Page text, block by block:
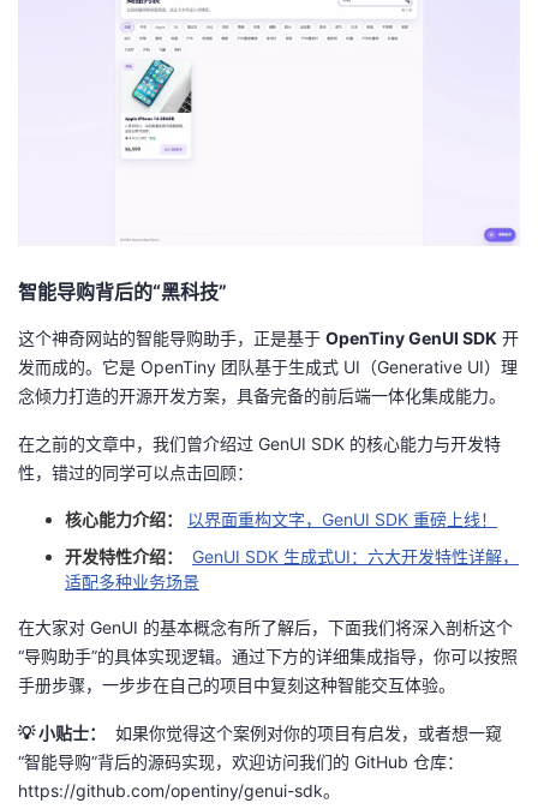
智能导购背后的“黑科技”
这个神奇网站的智能导购助手，正是基于 OpenTiny GenUI SDK 开
发而成的。它是 OpenTiny 团队基于生成式 UI（Generative UI）理
念倾力打造的开源开发方案，具备完备的前后端一体化集成能力。
在之前的文章中，我们曾介绍过 GenUI SDK 的核心能力与开发特
性，错过的同学可以点击回顾：
核心能力介绍：
以界面重构文字，GenUI SDK 重磅上线！
开发特性介绍：
GenUI SDK 生成式UI：六大开发特性详解，
适配多种业务场景
在大家对 GenUI 的基本概念有所了解后，下面我们将深入剖析这个
“导购助手”的具体实现逻辑。通过下方的详细集成指导，你可以按照
手册步骤，一步步在自己的项目中复刻这种智能交互体验。
💡 小贴士：
如果你觉得这个案例对你的项目有启发，或者想一窥
“智能导购”背后的源码实现，欢迎访问我们的 GitHub 仓库：
https://github.com/opentiny/genui-sdk。